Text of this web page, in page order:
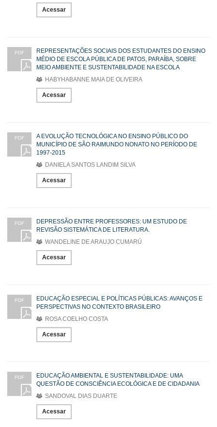
Acessar
PDF
REPRESENTAÇÕES SOCIAIS DOS ESTUDANTES DO ENSINO
MÉDIO DE ESCOLA PÚBLICA DE PATOS, PARAÍBA, SOBRE
MEIO AMBIENTE E SUSTENTABILIDADE NA ESCOLA
HABYHABANNE MAIA DE OLIVEIRA
Acessar
PDF
A EVOLUÇÃO TECNOLÓGICA NO ENSINO PÚBLICO DO
MUNICÍPIO DE SÃO RAIMUNDO NONATO NO PERÍODO DE
1997-2015
DANIELA SANTOS LANDIM SILVA
Acessar
PDF
DEPRESSÃO ENTRE PROFESSORES: UM ESTUDO DE
REVISÃO SISTEMÁTICA DE LITERATURA.
WANDELINE DE ARAUJO CUMARÚ
Acessar
PDF
EDUCAÇÃO ESPECIAL E POLÍTICAS PÚBLICAS: AVANÇOS E
PERSPECTIVAS NO CONTEXTO BRASILEIRO
ROSA COELHO COSTA
Acessar
PDF
EDUCAÇÃO AMBIENTAL E SUSTENTABILIDADE: UMA
QUESTÃO DE CONSCIÊNCIA ECOLÓGICA E DE CIDADANIA
SANDOVAL DIAS DUARTE
Acessar